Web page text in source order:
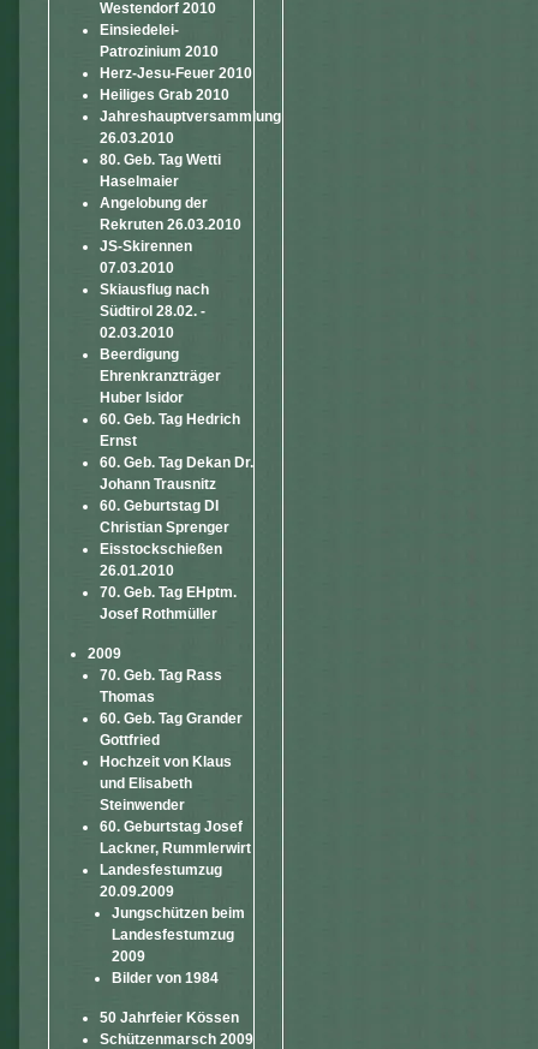
Westendorf 2010
Einsiedelei-
Patrozinium 2010
Herz-Jesu-Feuer 2010
Heiliges Grab 2010
Jahreshauptversammlung
26.03.2010
80. Geb. Tag Wetti
Haselmaier
Angelobung der
Rekruten 26.03.2010
JS-Skirennen
07.03.2010
Skiausflug nach
Südtirol 28.02. -
02.03.2010
Beerdigung
Ehrenkranzträger
Huber Isidor
60. Geb. Tag Hedrich
Ernst
60. Geb. Tag Dekan Dr.
Johann Trausnitz
60. Geburtstag DI
Christian Sprenger
Eisstockschießen
26.01.2010
70. Geb. Tag EHptm.
Josef Rothmüller
2009
70. Geb. Tag Rass
Thomas
60. Geb. Tag Grander
Gottfried
Hochzeit von Klaus
und Elisabeth
Steinwender
60. Geburtstag Josef
Lackner, Rummlerwirt
Landesfestumzug
20.09.2009
Jungschützen beim
Landesfestumzug
2009
Bilder von 1984
50 Jahrfeier Kössen
Schützenmarsch 2009